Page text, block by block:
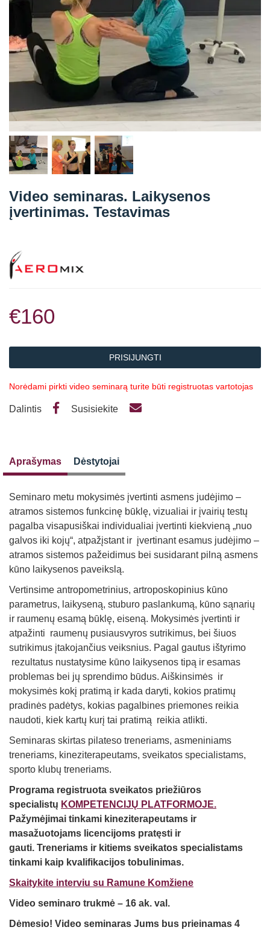
Straipsniai
Sėkmės istorijos
Atsiliepimai
Kontaktai
Video seminaras. Laikysenos
įvertinimas. Testavimas
€160
PRISIJUNGTI
Norėdami pirkti video seminarą turite būti registruotas vartotojas
Dalintis Susisiekite
Aprašymas Dėstytojai
Seminaro metu mokysimės įvertinti asmens judėjimo –
atramos sistemos funkcinę būklę, vizualiai ir įvairių testų
pagalba visapusiškai individualiai įvertinti kiekvieną „nuo
galvos iki kojų“, atpažįstant ir įvertinant esamus judėjimo –
atramos sistemos pažeidimus bei susidarant pilną asmens
kūno laikysenos paveikslą.
Vertinsime antropometrinius, artroposkopinius kūno
parametrus, laikyseną, stuburo paslankumą, kūno sąnarių
ir raumenų esamą būklę, eiseną. Mokysimės įvertinti ir
atpažinti raumenų pusiausvyros sutrikimus, bei šiuos
sutrikimus įtakojančius veiksnius. Pagal gautus ištyrimo
rezultatus nustatysime kūno laikysenos tipą ir esamas
problemas bei jų sprendimo būdus. Aiškinsimės ir
mokysimės kokį pratimą ir kada daryti, kokios pratimų
pradinės padėtys, kokias pagalbines priemones reikia
naudoti, kiek kartų kurį tai pratimą reikia atlikti.
Seminaras skirtas pilateso treneriams, asmeniniams
treneriams, kineziterapeutams, sveikatos specialistams,
sporto klubų treneriams.
Programa registruota sveikatos priežiūros
specialistų KOMPETENCIJŲ PLATFORMOJE.
Pažymėjimai tinkami kineziterapeutams ir
masažuotojams licencijoms pratęsti ir
gauti. Treneriams ir kitiems sveikatos specialistams
tinkami kaip kvalifikacijos tobulinimas.
Skaitykite interviu su Ramune Komžiene
Video seminaro trukmė – 16 ak. val.
Dėmesio! Video seminaras Jums bus prieinamas 4